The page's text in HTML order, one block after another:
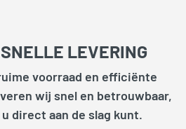
SNELLE LEVERING
voorraad en efficiënte
wij snel en betrouwbaar,
direct aan de slag kunt.